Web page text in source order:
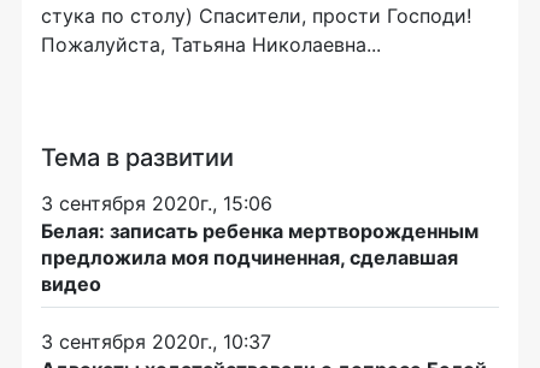
стука по столу) Спасители, прости Господи!
Пожалуйста, Татьяна Николаевна...
Тема в развитии
3 сентября 2020г., 15:06
Белая: записать ребенка мертворожденным
предложила моя подчиненная, сделавшая
видео
3 сентября 2020г., 10:37